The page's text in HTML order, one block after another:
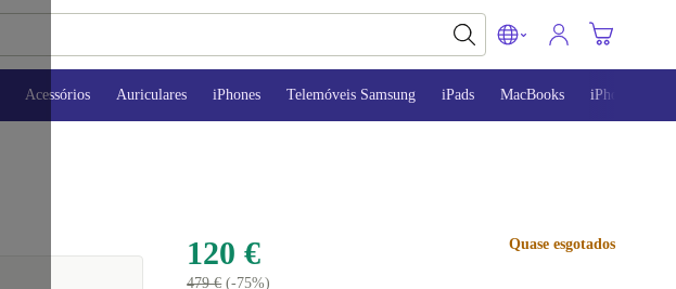
Acessórios Auriculares iPhones Telemóveis Samsung iPads MacBooks iPhone 13
120 €
479 €(-75%)
Quase esgotados